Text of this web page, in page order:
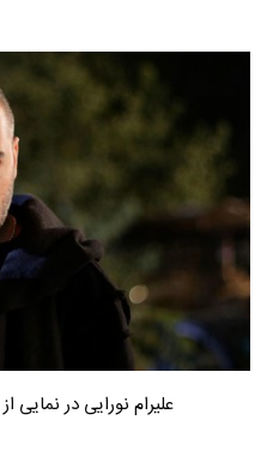
علیرام نورایی در نمایی از